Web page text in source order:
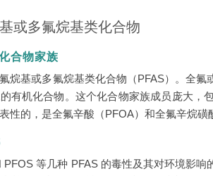
或多氟烷基类化合物
合物家族
烷基或多氟烷基类化合物（PFAS）。全
有机化合物。这个化合物家族成员庞大，
性的，是全氟辛酸（PFOA）和全氟辛烷磺
PFOS 等几种 PFAS 的毒性及其对环境影